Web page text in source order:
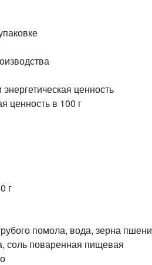
ценность
ценность в 100 г
г
помола, вода, зерна
соль поваренная пищевая